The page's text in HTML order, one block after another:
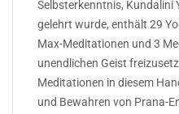
Selbsterkenntnis, Kundalini
gelehrt wurde, enthält 29
Max-Meditationen und 3
unendlichen Geist
Meditationen in diesem
und Bewahren von Prana-